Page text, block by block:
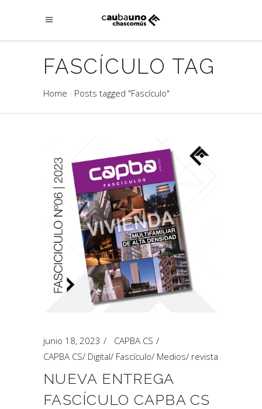
FASCÍCULO TAG
Home Posts tagged "Fascículo"
junio 18, 2023
CAPBA CS
CAPBA CS/ Digital/ Fascículo/ Medios/ revista
NUEVA ENTREGA
FASCÍCULO CAPBA CS